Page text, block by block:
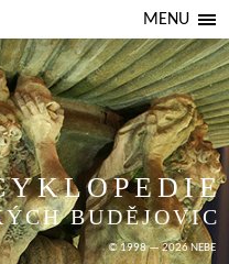
MENU
BUDĚJOVIC
© 1998 — 2026 NEBE